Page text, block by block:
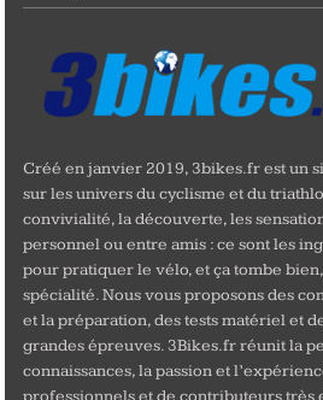
Créé en janvier 2019, 3bikes.fr est un
sur les univers du cyclisme et du
convivialité, la découverte, les
personnel ou entre amis : ce sont les
pour pratiquer le vélo, et ça tombe
spécialité. Nous vous proposons des
et la préparation, des tests matériel et
grandes épreuves. 3Bikes.fr réunit la
connaissances, la passion et
professionnels et de contributeurs très